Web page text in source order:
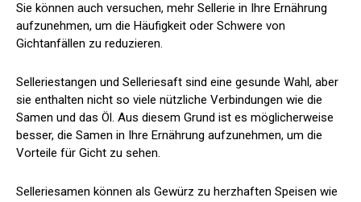
Sie können auch versuchen, mehr Sellerie in Ihre Ernährung
aufzunehmen, um die Häufigkeit oder Schwere von
Gichtanfällen zu reduzieren.
Selleriestangen und Selleriesaft sind eine gesunde Wahl, aber
sie enthalten nicht so viele nützliche Verbindungen wie die
Samen und das Öl. Aus diesem Grund ist es möglicherweise
besser, die Samen in Ihre Ernährung aufzunehmen, um die
Vorteile für Gicht zu sehen.
Selleriesamen können als Gewürz zu herzhaften Speisen wie